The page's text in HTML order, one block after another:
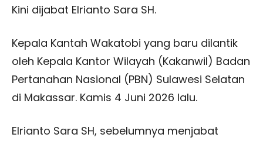
Kini dijabat Elrianto Sara SH.
Kepala Kantah Wakatobi yang baru dilantik
oleh Kepala Kantor Wilayah (Kakanwil) Badan
Pertanahan Nasional (PBN) Sulawesi Selatan
di Makassar. Kamis 4 Juni 2026 lalu.
Elrianto Sara SH, sebelumnya menjabat